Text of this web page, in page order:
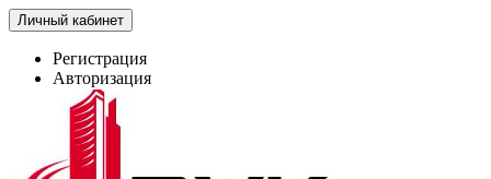
Личный кабинет
Регистрация
Авторизация